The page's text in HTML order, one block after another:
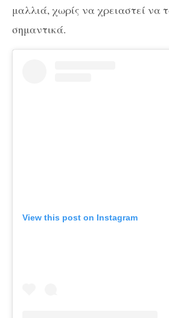
μαλλιά, χωρίς να χρειαστεί να
σημαντικά.
View this post on Instagram